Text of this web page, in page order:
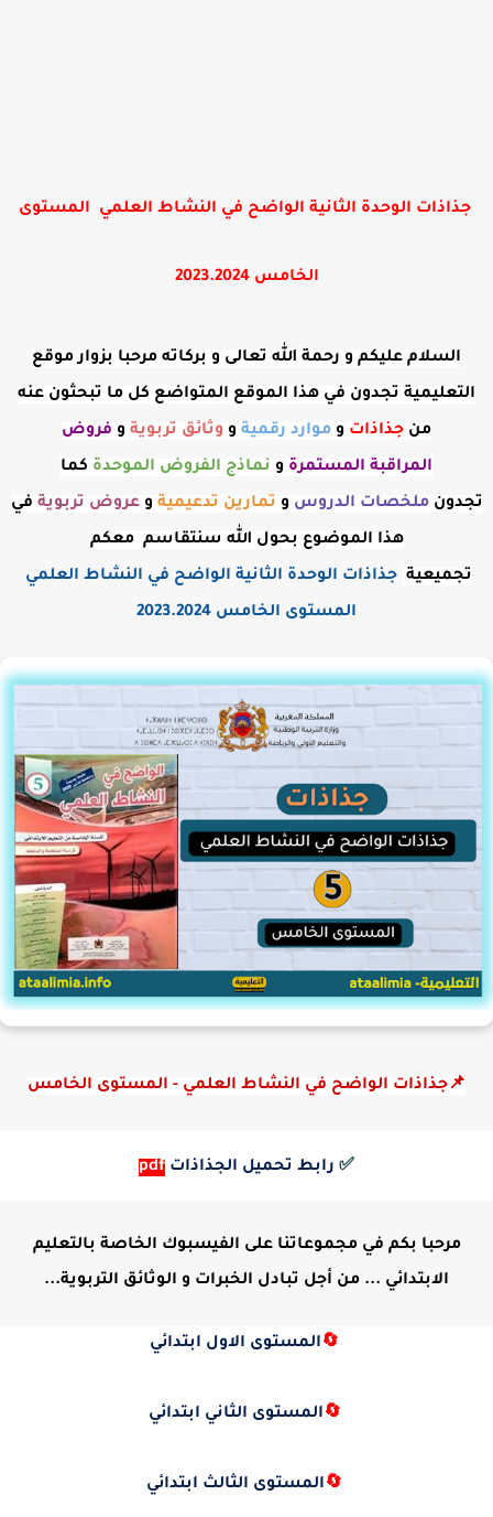
جذاذات الوحدة الثانية الواضح في النشاط العلمي المستوى
الخامس 2023.2024
السلام عليكم و رحمة الله تعالى و بركاته مرحبا بزوار موقع
التعليمية تجدون في هذا الموقع المتواضع كل ما تبحثون عنه
من جذاذات و موارد رقمية و وثائق تربوية و فروض
المراقبة المستمرة و نماذج الفروض الموحدة كما
تجدونملخصات الدروس و تمارين تدعيمية وعروض تربوية في
هذا الموضوع بحول الله سنتقاسم معكم
تجميعية جذاذات الوحدة الثانية الواضح في النشاط العلمي
المستوى الخامس 2023.2024
📌جذاذات الواضح في النشاط العلمي - المستوى الخامس
✅ رابط تحميل الجذاذات pdf
مرحبا بكم في مجموعاتنا على الفيسبوك الخاصة بالتعليم
الابتدائي ... من أجل تبادل الخبرات و الوثائق التربوية...
🔄المستوى الاول ابتدائي
🔄المستوى الثاني ابتدائي
🔄المستوى الثالث ابتدائي